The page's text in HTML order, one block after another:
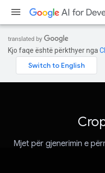
Kjo faqe është përkthyer nga
Mjet për gjenerimin e